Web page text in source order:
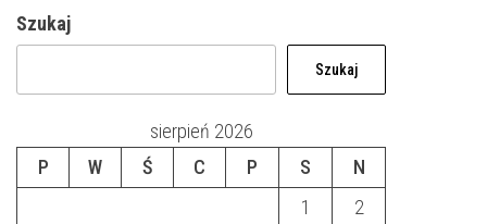
Szukaj
Szukaj
sierpień 2026
P
W Ś C P S
N
1
2